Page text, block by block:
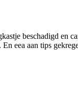
beschadigd en
eea aan tips